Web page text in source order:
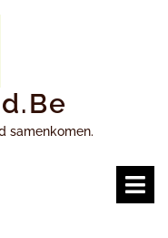
samenkomen.